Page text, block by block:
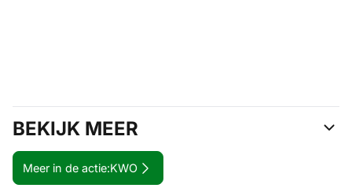
BEKIJK MEER
Meer in de actie:KWO